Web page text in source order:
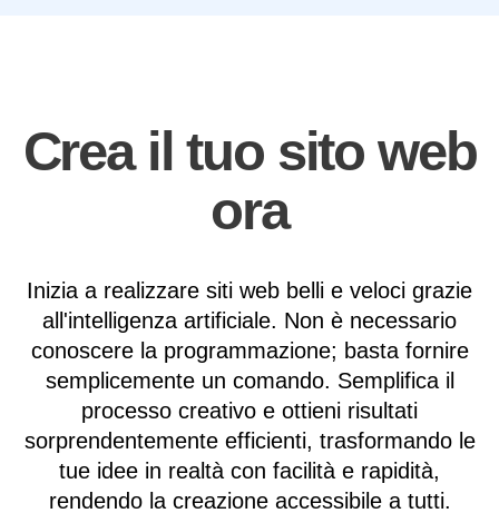
Crea il tuo sito web
ora
Inizia a realizzare siti web belli e veloci grazie
all'intelligenza artificiale. Non è necessario
conoscere la programmazione; basta fornire
semplicemente un comando. Semplifica il
processo creativo e ottieni risultati
sorprendentemente efficienti, trasformando le
tue idee in realtà con facilità e rapidità,
rendendo la creazione accessibile a tutti.